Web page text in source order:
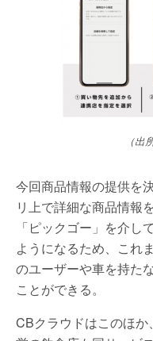
（出
今回商品情報の提供を
リ上で詳細な商品情報
「ピックゴー」を介し
ようになるため、これ
のユーザーや車を持た
ことができる。
CBクラウドはこのほ